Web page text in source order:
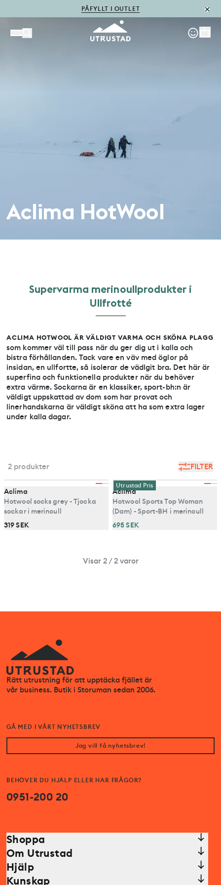
PÅFYLLT I OUTLET
Aclima HotWool
Supervarma merinoullprodukter i
Ullfrotté
ACLIMA HOTWOOL ÄR VÄLDIGT VARMA OCH SKÖNA PLAGG
som kommer väl till pass när du ger dig ut i kalla och
bistra förhållanden. Tack vare en väv med öglor på
insidan, en ullfortte, så isolerar de vädlgit bra. Det här är
superfina och funktionella produkter när du behöver
extra värme. Sockarna är en klassiker, sport-bh:n är
väldigt uppskattad av dom som har provat och
linerhandskarna är väldigt sköna att ha som extra lager
under kalla dagar.
FILTER
2 produkter
Aclima
Hotwool socks grey - Tjocka
sockar i merinoull
319 SEK
Utrustad Pris
Aclima
Hotwool Sports Top Woman
(Dam) - Sport-BH i merinoull
695 SEK
Visar 2 / 2 varor
Rätt utrustning för att upptäcka fjället är
vår business. Butik i Storuman sedan 2006.
BEHÖVER DU HJÄLP ELLER HAR FRÅGOR?
0951-200 20
GÅ MED I VÅRT NYHETSBREV
Jag vill få nyhetsbrev!
Shoppa
Om Utrustad
Hjälp
Kunskap